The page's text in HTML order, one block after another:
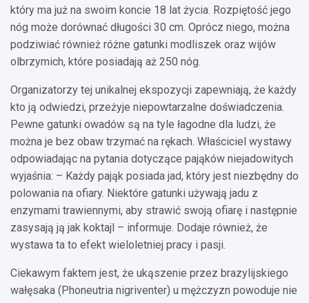
który ma już na swoim koncie 18 lat życia. Rozpiętość jego
nóg może dorównać długości 30 cm. Oprócz niego, można
podziwiać również różne gatunki modliszek oraz wijów
olbrzymich, które posiadają aż 250 nóg.
Organizatorzy tej unikalnej ekspozycji zapewniają, że każdy
kto ją odwiedzi, przeżyje niepowtarzalne doświadczenia.
Pewne gatunki owadów są na tyle łagodne dla ludzi, że
można je bez obaw trzymać na rękach. Właściciel wystawy
odpowiadając na pytania dotyczące pająków niejadowitych
wyjaśnia: – Każdy pająk posiada jad, który jest niezbędny do
polowania na ofiary. Niektóre gatunki używają jadu z
enzymami trawiennymi, aby strawić swoją ofiarę i następnie
zasysają ją jak koktajl – informuje. Dodaje również, że
wystawa ta to efekt wieloletniej pracy i pasji.
Ciekawym faktem jest, że ukąszenie przez brazylijskiego
wałęsaka (Phoneutria nigriventer) u mężczyzn powoduje nie